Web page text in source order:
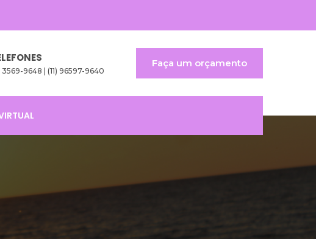
3569-9648 | (11) 96597-9640
Faça um orçamento